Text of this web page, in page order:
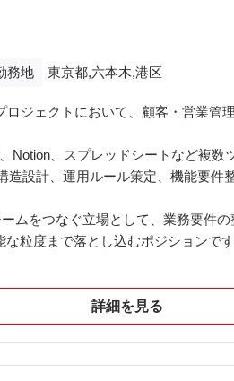
務地 東京都,六本木,港区
ジェクトにおいて、顧客・営業管
Notion、スプレッドシートなど複
造設計、運用ルール策定、機能要件
ムをつなぐ立場として、業務要件
粒度まで落とし込むポジションです
運用調査
Be設計
ルール策定
詳細を見る